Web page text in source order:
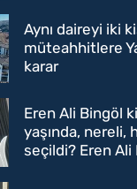
Aynı daireyi iki
müteahhitlere
karar
Eren Ali Bingöl
yaşında, nereli,
seçildi? Eren